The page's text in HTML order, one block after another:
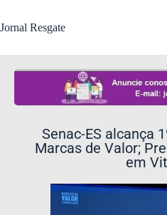
Jornal Resgate
Senac-ES alcança
Marcas de Valor;
em